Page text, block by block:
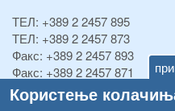
Користење
ТЕЛ: +389 2 2457 895
ТЕЛ: +389 2 2457 873
Факс: +389 2 2457 893
Факс: +389 2 2457 871
info@fva.gov.mk